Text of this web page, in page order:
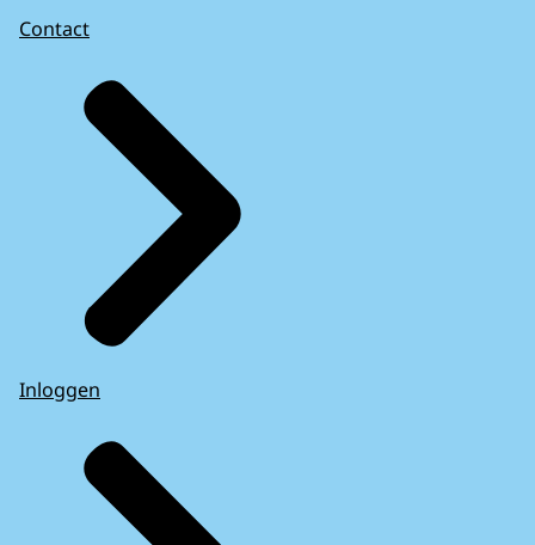
Contact
Inloggen